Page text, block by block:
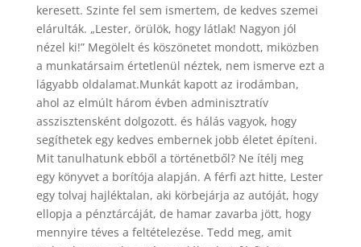
keresett. Szinte fel sem ismertem, de kedves szemei ​​
elárulták. „Lester, örülök, hogy látlak! Nagyon jól
nézel ki!” Megölelt és köszönetet mondott, miközben
a munkatársaim értetlenül néztek, nem ismerve ezt a
lágyabb oldalamat.Munkát kapott az irodámban,
ahol az elmúlt három évben adminisztratív
asszisztensként dolgozott. és hálás vagyok, hogy
segíthetek egy kedves embernek jobb életet építeni.
Mit tanulhatunk ebből a történetből? Ne ítélj meg
egy könyvet a borítója alapján. A férfi azt hitte, Lester
egy tolvaj hajléktalan, aki körbejárja az autóját, hogy
ellopja a pénztárcáját, de hamar zavarba jött, hogy
mennyire téves a feltételezése. Tedd meg, amit